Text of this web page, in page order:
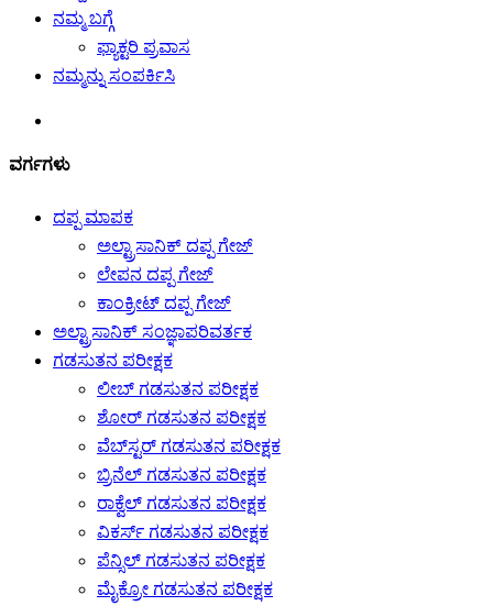
ನಮ್ಮ ಬಗ್ಗೆ
ಫ್ಯಾಕ್ಟರಿ ಪ್ರವಾಸ
ನಮ್ಮನ್ನು ಸಂಪರ್ಕಿಸಿ
ವರ್ಗಗಳು
ದಪ್ಪ ಮಾಪಕ
ಅಲ್ಟ್ರಾಸಾನಿಕ್ ದಪ್ಪ ಗೇಜ್
ಲೇಪನ ದಪ್ಪ ಗೇಜ್
ಕಾಂಕ್ರೀಟ್ ದಪ್ಪ ಗೇಜ್
ಅಲ್ಟ್ರಾಸಾನಿಕ್ ಸಂಜ್ಞಾಪರಿವರ್ತಕ
ಗಡಸುತನ ಪರೀಕ್ಷಕ
ಲೀಬ್ ಗಡಸುತನ ಪರೀಕ್ಷಕ
ಶೋರ್ ಗಡಸುತನ ಪರೀಕ್ಷಕ
ವೆಬ್‌ಸ್ಟರ್ ಗಡಸುತನ ಪರೀಕ್ಷಕ
ಬ್ರಿನೆಲ್ ಗಡಸುತನ ಪರೀಕ್ಷಕ
ರಾಕ್ವೆಲ್ ಗಡಸುತನ ಪರೀಕ್ಷಕ
ವಿಕರ್ಸ್ ಗಡಸುತನ ಪರೀಕ್ಷಕ
ಪೆನ್ಸಿಲ್ ಗಡಸುತನ ಪರೀಕ್ಷಕ
ಮೈಕ್ರೋ ಗಡಸುತನ ಪರೀಕ್ಷಕ